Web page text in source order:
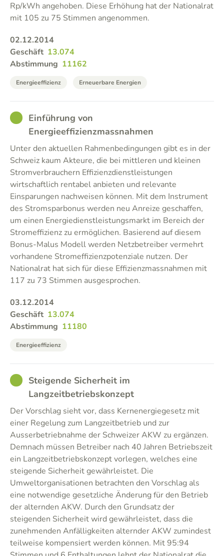
Rp/kWh angehoben. Diese Erhöhung hat der Nationalrat
mit 105 zu 75 Stimmen angenommen.
02.12.2014
Geschäft 13.074
Abstimmung 11162
Energieeffizienz Erneuerbare Energien
GOODEinführung von
Energieeffizienzmassnahmen
Unter den aktuellen Rahmenbedingungen gibt es in der
Schweiz kaum Akteure, die bei mittleren und kleinen
Stromverbrauchern Effizienzdienstleistungen
wirtschaftlich rentabel anbieten und relevante
Einsparungen nachweisen können. Mit dem Instrument
des Stromsparbonus werden neu Anreize geschaffen,
um einen Energiedienstleistungsmarkt im Bereich der
Stromeffizienz zu ermöglichen. Basierend auf diesem
Bonus-Malus Modell werden Netzbetreiber vermehrt
vorhandene Stromeffizienzpotenziale nutzen. Der
Nationalrat hat sich für diese Effizienzmassnahmen mit
117 zu 73 Stimmen ausgesprochen.
03.12.2014
Geschäft 13.074
Abstimmung 11180
Energieeffizienz
GOODSteigende Sicherheit im
Langzeitbetriebskonzept
Der Vorschlag sieht vor, dass Kernenergiegesetz mit
einer Regelung zum Langzeitbetrieb und zur
Ausserbetriebnahme der Schweizer AKW zu ergänzen.
Demnach müssen Betreiber nach 40 Jahren Betriebszeit
ein Langzeitbetriebskonzept vorlegen, welches eine
steigende Sicherheit gewährleistet. Die
Umweltorganisationen betrachten den Vorschlag als
eine notwendige gesetzliche Änderung für den Betrieb
der alternden AKW. Durch den Grundsatz der
steigenden Sicherheit wird gewährleistet, dass die
zunehmenden Anfälligkeiten alternder AKW zumindest
teilweise kompensiert werden können. Mit 95:94